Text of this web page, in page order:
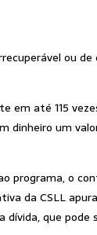
ou
até 115
dinheiro um
o
da CSLL
que